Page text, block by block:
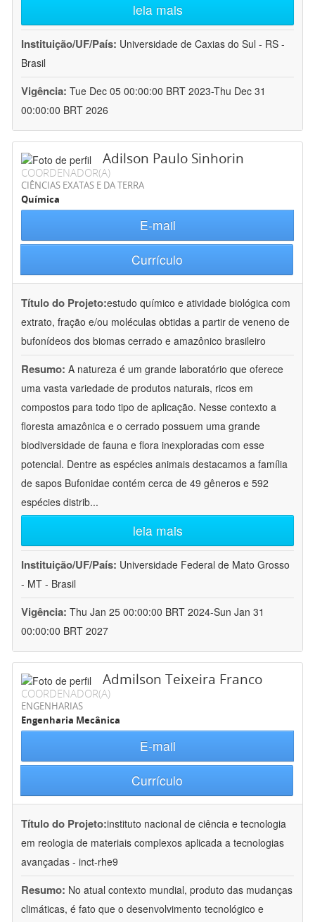
leia mais
Instituição/UF/País: Universidade de Caxias do Sul - RS -
Brasil
Vigência: Tue Dec 05 00:00:00 BRT 2023-Thu Dec 31
00:00:00 BRT 2026
Adilson Paulo Sinhorin
COORDENADOR(A)
CIÊNCIAS EXATAS E DA TERRA
Química
E-mail
Currículo
Título do Projeto:estudo químico e atividade biológica com
extrato, fração e/ou moléculas obtidas a partir de veneno de
bufonídeos dos biomas cerrado e amazônico brasileiro
Resumo: A natureza é um grande laboratório que oferece
uma vasta variedade de produtos naturais, ricos em
compostos para todo tipo de aplicação. Nesse contexto a
floresta amazônica e o cerrado possuem uma grande
biodiversidade de fauna e flora inexploradas com esse
potencial. Dentre as espécies animais destacamos a família
de sapos Bufonidae contém cerca de 49 gêneros e 592
espécies distrib...
leia mais
Instituição/UF/País: Universidade Federal de Mato Grosso
- MT - Brasil
Vigência: Thu Jan 25 00:00:00 BRT 2024-Sun Jan 31
00:00:00 BRT 2027
Admilson Teixeira Franco
COORDENADOR(A)
ENGENHARIAS
Engenharia Mecânica
E-mail
Currículo
Título do Projeto:instituto nacional de ciência e tecnologia
em reologia de materiais complexos aplicada a tecnologias
avançadas - inct-rhe9
Resumo: No atual contexto mundial, produto das mudanças
climáticas, é fato que o desenvolvimento tecnológico e